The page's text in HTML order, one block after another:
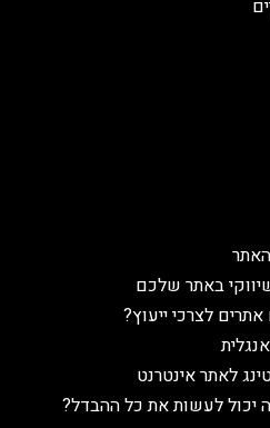
באתר שלכם
לצרכי ייעוץ?
יכול לעשות את כל ההבדל?